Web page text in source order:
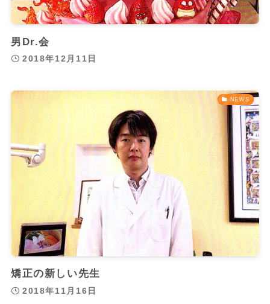
男Dr.会
2018年12月11日
NEWS
矯正の新しい先生
2018年11月16日